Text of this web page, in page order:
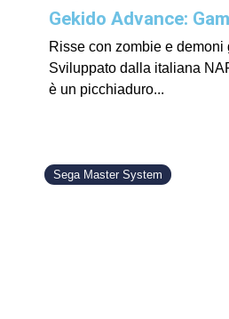
Gekido Advance:
Risse con zombie e demoni
Sviluppato dalla italiana
è un picchiaduro...
Sega Master System